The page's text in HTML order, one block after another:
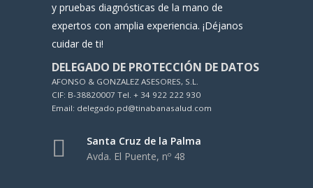
y pruebas diagnósticas de la mano de
expertos con amplia experiencia. ¡Déjanos
cuidar de ti!
DELEGADO DE PROTECCIÓN DE DATOS
AFONSO & GONZALEZ ASESORES, S.L.
CIF: B-38820007 Tel. + 34 922 222 930
Email: delegado.pd@tinabanasalud.com
Santa Cruz de la Palma
Avda. El Puente, nº 48